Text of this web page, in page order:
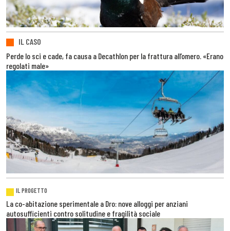
IL CASO
Perde lo sci e cade, fa causa a Decathlon per la frattura all’omero. «Erano
regolati male»
IL PROGETTO
La co-abitazione sperimentale a Dro: nove alloggi per anziani
autosufficienti contro solitudine e fragilità sociale